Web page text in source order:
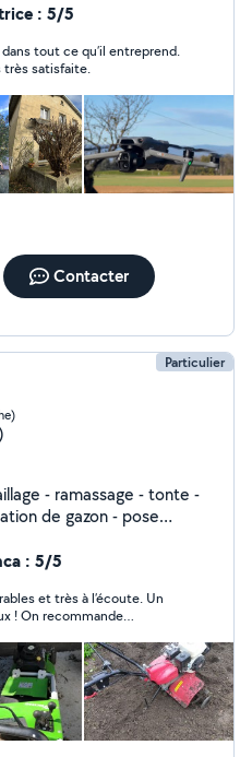
de bricolage. Je sais
( j'ai mon Caces) et
! Montage vidéo
disponible également ! Au plaisir ! Cordialement
: 5/5
tout ce qu’il entreprend.
très satisfaite.
Contacter
Particulier
de gazon - pose
déchets verts: déchetterie
jardin : motoculteur,
débroussailleuse, taille
et extérieur d'habitat
je me déplace
faire un devis détaillé
Philippe
: 5/5
et très à l’écoute. Un
! On recommande